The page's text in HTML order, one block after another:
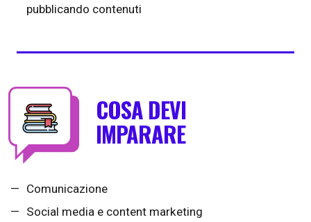
pubblicando contenuti
COSA DEVI
IMPARARE
Comunicazione
Social media e content marketing